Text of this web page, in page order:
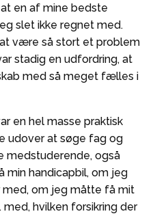
en af mine bedste
slet ikke regnet med.
være så stort et problem
stadig en udfordring, at
med så meget fælles i
en hel masse praktisk
udover at søge fag og
medstuderende, også
handicapbil, om jeg
om jeg måtte få mit
hvilken forsikring der